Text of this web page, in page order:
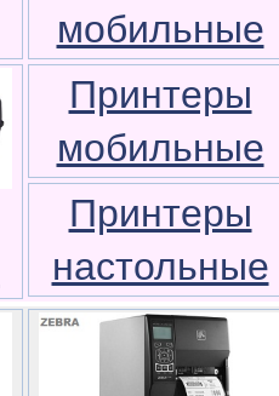
мобильные
Принтеры
мобильные
Принтеры
настольные